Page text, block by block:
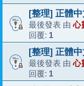
[整理] 正體
最後發表 由心
回覆: 1
[整理] 正體
最後發表 由心
回覆: 1